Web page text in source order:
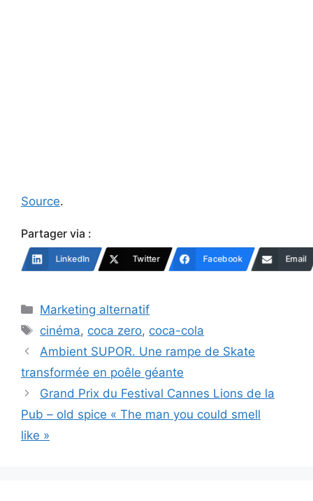
Source.
Partager via :
LinkedIn Twitter Facebook Email
Catégories
Marketing alternatif
Étiquettes
cinéma, coca zero, coca-cola
Ambient SUPOR. Une rampe de Skate
transformée en poêle géante
Grand Prix du Festival Cannes Lions de la
Pub – old spice « The man you could smell
like »